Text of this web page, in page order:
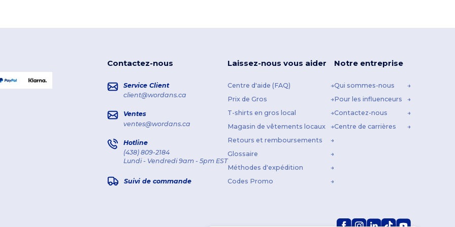
Contactez-nous
Service Client
client@wordans.ca
Ventes
ventes@wordans.ca
Hotline
(438) 809-2184
Lundi - Vendredi 9am - 5pm EST
Suivi de commande
Laissez-nous vous aider
Centre d'aide (FAQ)
Prix de Gros
T-shirts en gros local
Magasin de vêtements locaux
Retours et remboursements
Glossaire
Méthodes d'expédition
Codes Promo
Notre entreprise
Qui sommes-nous
Pour les influenceurs
Contactez-nous
Centre de carrières